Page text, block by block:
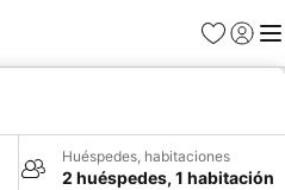
Favoritos
Iniciar
Huéspedes, habitaciones
2 huéspedes, 1 habitación